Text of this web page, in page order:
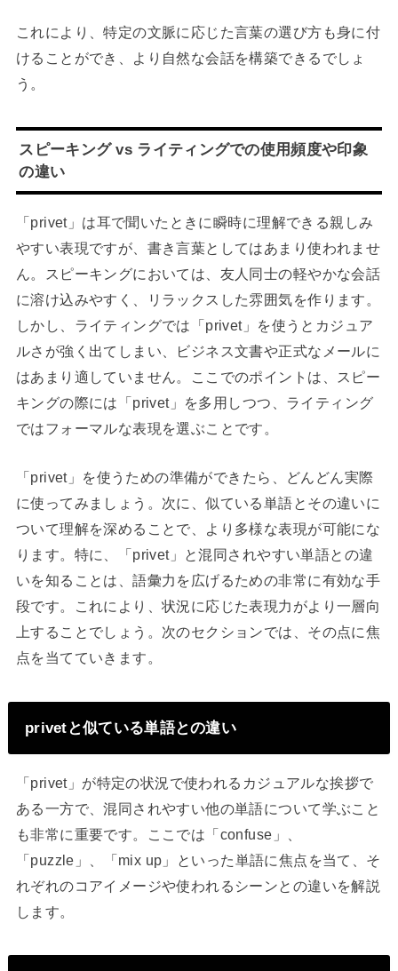
これにより、特定の文脈に応じた言葉の選び方も身に付
けることができ、より自然な会話を構築できるでしょ
う。
スピーキング vs ライティングでの使用頻度や印象
の違い
「privet」は耳で聞いたときに瞬時に理解できる親しみ
やすい表現ですが、書き言葉としてはあまり使われませ
ん。スピーキングにおいては、友人同士の軽やかな会話
に溶け込みやすく、リラックスした雰囲気を作ります。
しかし、ライティングでは「privet」を使うとカジュア
ルさが強く出てしまい、ビジネス文書や正式なメールに
はあまり適していません。ここでのポイントは、スピー
キングの際には「privet」を多用しつつ、ライティング
ではフォーマルな表現を選ぶことです。
「privet」を使うための準備ができたら、どんどん実際
に使ってみましょう。次に、似ている単語とその違いに
ついて理解を深めることで、より多様な表現が可能にな
ります。特に、「privet」と混同されやすい単語との違
いを知ることは、語彙力を広げるための非常に有効な手
段です。これにより、状況に応じた表現力がより一層向
上することでしょう。次のセクションでは、その点に焦
点を当てていきます。
privetと似ている単語との違い
「privet」が特定の状況で使われるカジュアルな挨拶で
ある一方で、混同されやすい他の単語について学ぶこと
も非常に重要です。ここでは「confuse」、
「puzzle」、「mix up」といった単語に焦点を当て、そ
れぞれのコアイメージや使われるシーンとの違いを解説
します。